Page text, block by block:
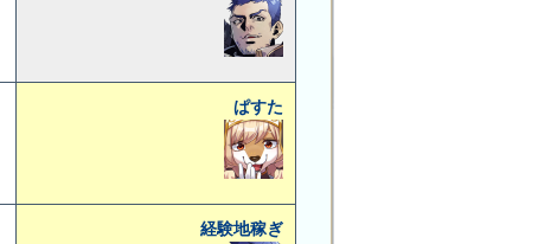
ぱすた
経験地稼ぎ